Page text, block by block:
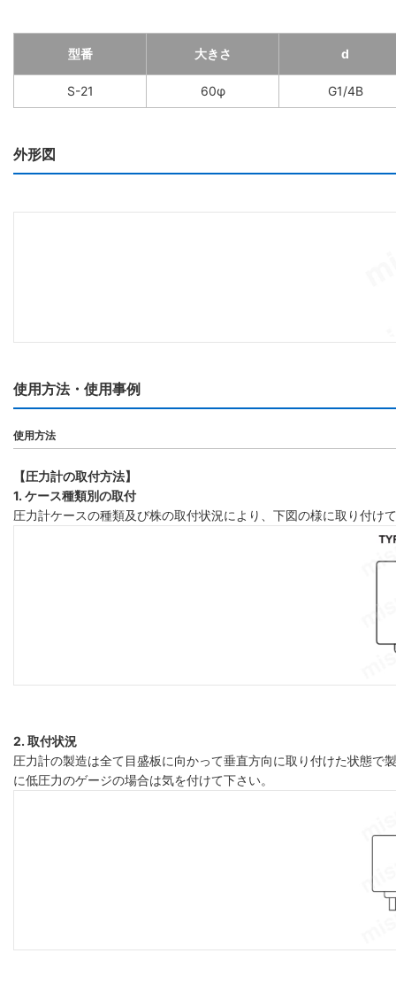
型番 大きさ d
S-21 60φ G1/4B
外形図
使用方法・使用事例
使用方法
【圧力計の取付方法】
1. ケース種類別の取付
圧力計ケースの種類及び株の取付状況により、下図の様に取り付け
2. 取付状況
圧力計の製造は全て目盛板に向かって垂直方向に取り付けた状態
に低圧力のゲージの場合は気を付けて下さい。